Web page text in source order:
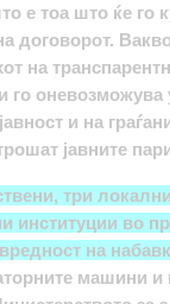
е тоа што ќе го
договорот.
на
го оневозможува
и на
јавните
три
институции во
на
машини и